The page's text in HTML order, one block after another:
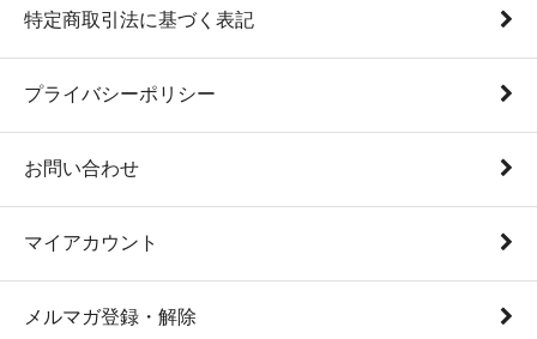
特定商取引法に基づく表記
プライバシーポリシー
お問い合わせ
マイアカウント
メルマガ登録・解除